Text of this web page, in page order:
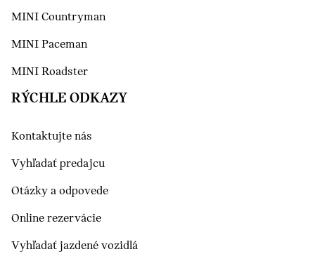
MINI Countryman
MINI Paceman
MINI Roadster
RÝCHLE ODKAZY
Kontaktujte nás
Vyhľadať predajcu
Otázky a odpovede
Online rezervácie
Vyhľadať jazdené vozidlá